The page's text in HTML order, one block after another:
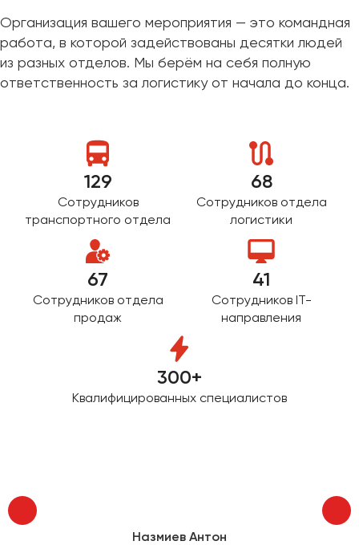
Организация вашего мероприятия — это командная
работа, в которой задействованы десятки людей
из разных отделов. Мы берём на себя полную
ответственность за логистику от начала до конца.
129
Сотрудников
транспортного отдела
68
Сотрудников отдела
логистики
67
Сотрудников отдела
продаж
41
Сотрудников IT-
направления
300+
Квалифицированных специалистов
Назмиев Антон